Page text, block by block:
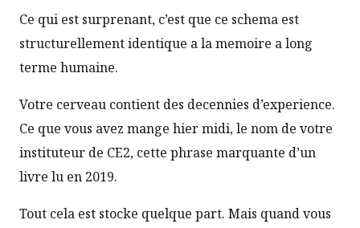
Ce qui est surprenant, c’est que ce schema est
structurellement identique a la memoire a long
terme humaine.
Votre cerveau contient des decennies d’experience.
Ce que vous avez mange hier midi, le nom de votre
instituteur de CE2, cette phrase marquante d’un
livre lu en 2019.
Tout cela est stocke quelque part. Mais quand vous